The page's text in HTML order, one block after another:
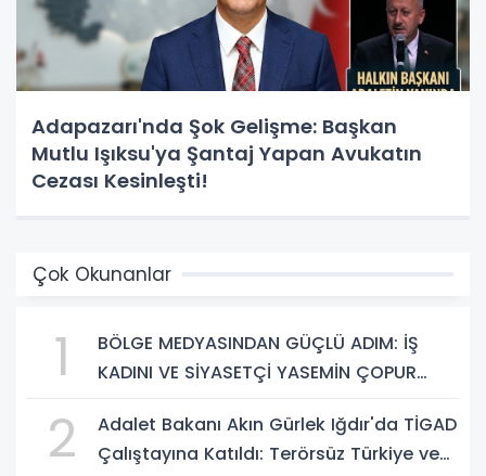
Adapazarı'nda Şok Gelişme: Başkan
Mutlu Işıksu'ya Şantaj Yapan Avukatın
Cezası Kesinleşti!
Çok Okunanlar
1
BÖLGE MEDYASINDAN GÜÇLÜ ADIM: İŞ
KADINI VE SİYASETÇİ YASEMİN ÇOPUR
2
Adalet Bakanı Akın Gürlek Iğdır'da TİGAD
Çalıştayına Katıldı: Terörsüz Türkiye ve